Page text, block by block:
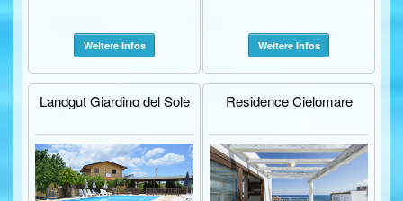
Weitere Infos Weitere Infos
Landgut Giardino del Sole Residence Cielomare